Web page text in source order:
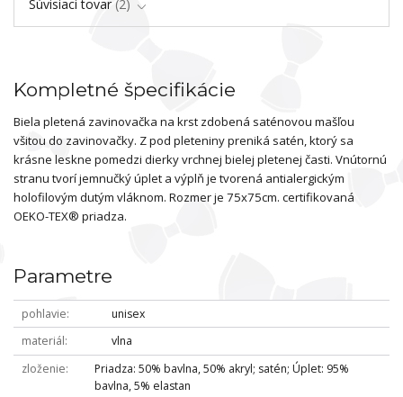
Súvisiaci tovar 2
Kompletné špecifikácie
Biela pletená zavinovačka na krst zdobená saténovou mašľou
všitou do zavinovačky. Z pod pleteniny preniká satén, ktorý sa
krásne leskne pomedzi dierky vrchnej bielej pletenej časti. Vnútornú
stranu tvorí jemnučký úplet a výplň je tvorená antialergickým
holofilovým dutým vláknom. Rozmer je 75x75cm. certifikovaná
OEKO-TEX® priadza.
Parametre
pohlavie
unisex
materiál
vlna
zloženie
Priadza: 50% bavlna, 50% akryl; satén; Úplet: 95%
bavlna, 5% elastan